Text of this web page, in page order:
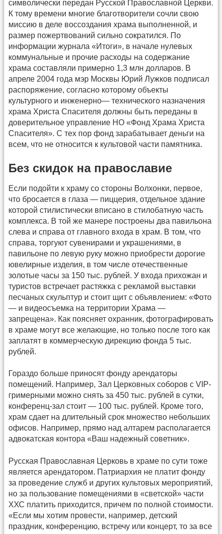
символически передан Русской Православной Церкви.
К тому времени многие благотворители сочли свою
миссию в деле воссоздания храма выполненной, и
размер пожертвований сильно сократился. По
информации журнала «Итоги», в начале нулевых
коммунальные и прочие расходы на содержание
храма составляли примерно 1,3 млн долларов. В
апреле 2004 года мэр Москвы Юрий Лужков подписал
распоряжение, согласно которому объекты
культурного и инженерно— технического назначения
храма Христа Спасителя должны быть переданы в
доверительное управление НО «Фонд Храма Христа
Спасителя». С тех пор фонд зарабатывает деньги на
всем, что не относится к культовой части памятника.
Без скидок на православие
Если подойти к храму со стороны Волхонки, первое,
что бросается в глаза — пиццерия, отдельное здание
которой стилистически вписано в стилобатную часть
комплекса. В той же манере построены два павильона
слева и справа от главного входа в храм. В том, что
справа, торгуют сувенирами и украшениями, в
павильоне по левую руку можно приобрести дорогие
ювелирные изделия, в том числе отечественные
золотые часы за 150 тыс. рублей. У входа прихожан и
туристов встречает растяжка с рекламой выставки
песчаных скульптур и стоит щит с объявлением: «Фото
— и видеосъемка на территории Храма —
запрещена». Как поясняет охранник, фотографировать
в храме могут все желающие, но только после того как
заплатят в коммерческую дирекцию фонда 5 тыс.
рублей.
Гораздо больше приносят фонду арендаторы
помещений. Например, Зал Церковных соборов с VIP-
гримерными можно снять за 450 тыс. рублей в сутки,
конференц-зал стоит — 100 тыс. рублей. Кроме того,
храм сдает на длительный срок множество небольших
офисов. Например, прямо над алтарем располагается
адвокатская контора «Ваш надежный советник».
Русская Православная Церковь в храме по сути тоже
является арендатором. Патриархия не платит фонду
за проведение служб и других культовых мероприятий,
но за пользование помещениями в «светской» части
ХХС платить приходится, причем по полной стоимости.
«Если мы хотим провести, например, детский
праздник, конференцию, встречу или концерт, то за все